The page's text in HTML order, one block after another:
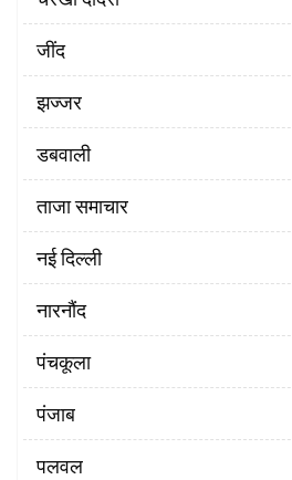
‌जींद
झज्जर
डबवाली
ताजा समाचार
नई दिल्ली
नारनौंद
पंचकूला
पंजाब
पलवल